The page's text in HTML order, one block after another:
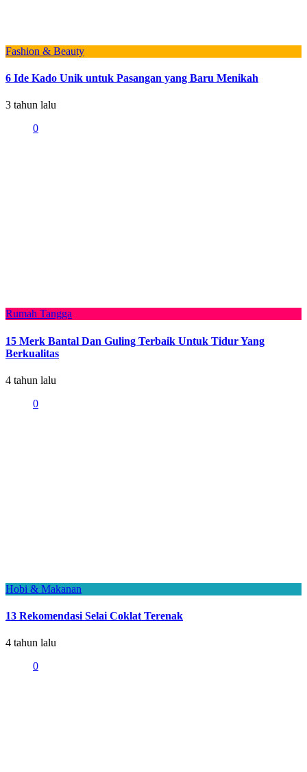
Fashion & Beauty
6 Ide Kado Unik untuk Pasangan yang Baru Menikah
3 tahun lalu
0
Rumah Tangga
15 Merk Bantal Dan Guling Terbaik Untuk Tidur Yang
Berkualitas
4 tahun lalu
0
Hobi & Makanan
13 Rekomendasi Selai Coklat Terenak
4 tahun lalu
0